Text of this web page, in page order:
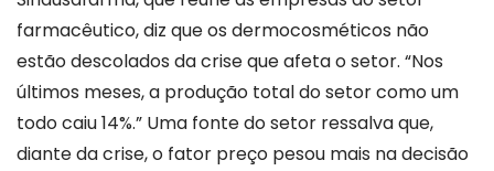
farmacêutico, diz que os dermocosméticos não
estão descolados da crise que afeta o setor. “Nos
últimos meses, a produção total do setor como um
todo caiu 14%.” Uma fonte do setor ressalva que,
diante da crise, o fator preço pesou mais na decisão